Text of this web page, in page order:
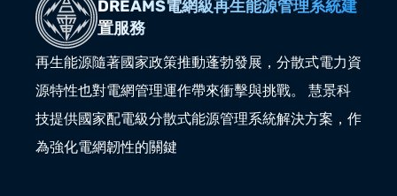
DREAMS電網級再生能源管理系統建
置服務
再生能源隨著國家政策推動蓬勃發展，分散式電力資
源特性也對電網管理運作帶來衝擊與挑戰。 慧景科
技提供國家配電級分散式能源管理系統解決方案，作
為強化電網韌性的關鍵